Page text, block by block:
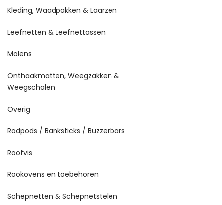
Kleding, Waadpakken & Laarzen
Leefnetten & Leefnettassen
Molens
Onthaakmatten, Weegzakken &
Weegschalen
Overig
Rodpods / Banksticks / Buzzerbars
Roofvis
Rookovens en toebehoren
Schepnetten & Schepnetstelen